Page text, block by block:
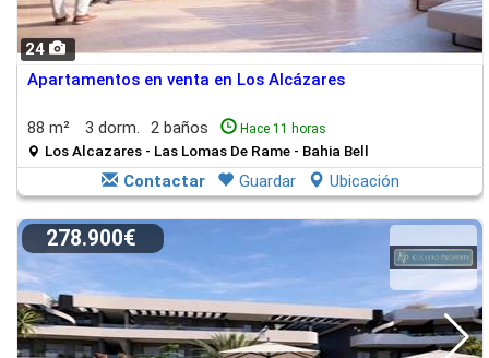
24
Apartamentos en venta en Los Alcázares
88 m² 3 dorm. 2 baños Hace 11 horas
Los Alcazares - Las Lomas De Rame - Bahia Bell
Contactar Guardar Ubicación
278.900€